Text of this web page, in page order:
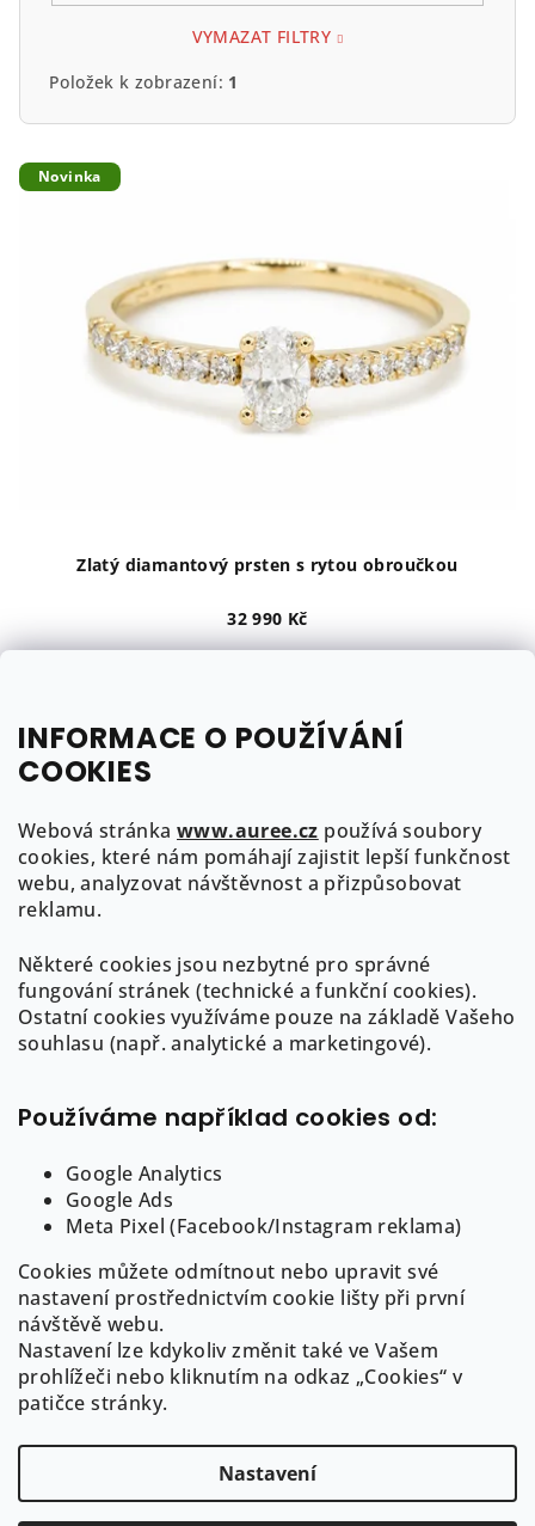
INFORMACE O POUŽÍVÁNÍ
COOKIES
Webová stránka www.auree.cz používá soubory
cookies, které nám pomáhají zajistit lepší funkčnost
webu, analyzovat návštěvnost a přizpůsobovat
reklamu.
Některé cookies jsou nezbytné pro správné
fungování stránek (technické a funkční cookies).
Ostatní cookies využíváme pouze na základě Vašeho
souhlasu (např. analytické a marketingové).
Používáme například cookies od:
Google Analytics
Google Ads
Meta Pixel (Facebook/Instagram reklama)
Cookies můžete odmítnout nebo upravit své
nastavení prostřednictvím cookie lišty při první
návštěvě webu.
Nastavení lze kdykoliv změnit také ve Vašem
prohlížeči nebo kliknutím na odkaz „Cookies“ v
patičce stránky.
Nastavení
VYMAZAT FILTRY
Položek k zobrazení: 1
V
ý Novinka
Zlatý diamantový prsten s rytou obroučkou
32 990 Kč
O
v
d
a
c
í
r
v
p
i
s
u
1 položek celkem
p
a
Kontakt
info@auree.cz
722 21 21 92
Informace pro Vás
O AUREE
Obchodní podmínky
Puncovní značení a ryzost šperků
GDPR
Cookies